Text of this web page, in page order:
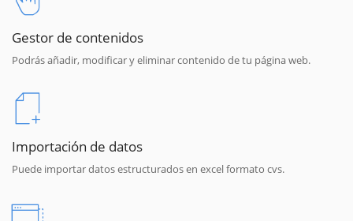
Gestor de contenidos
Podrás añadir, modificar y eliminar contenido de tu página web.
Importación de datos
Puede importar datos estructurados en excel formato cvs.